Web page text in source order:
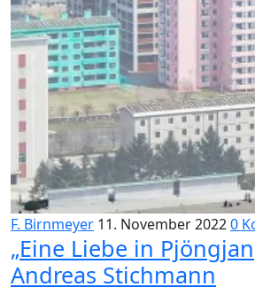
F. Birnmeyer 11. November 20220
„Eine Liebe in
Andreas Stichmann